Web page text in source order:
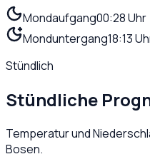
Mondaufgang00:28 Uhr
Monduntergang18:13
Stündlich
Stündliche
Temperatur und
Bosen.